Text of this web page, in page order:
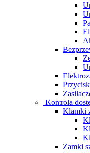
Kontrola
Klamki
Zamki